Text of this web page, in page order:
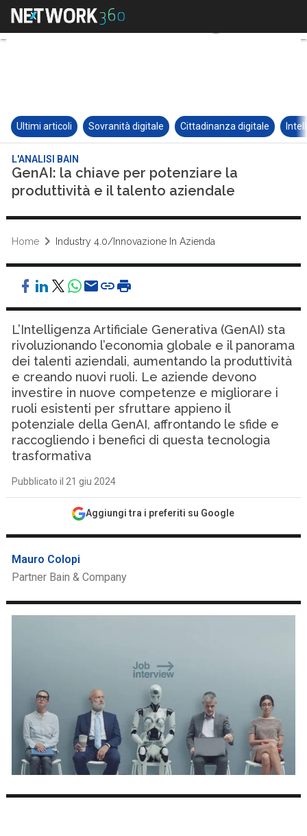
Ultimi articoli Sovranità digitale Cittadinanza digitale
L'ANALISI BAIN
GenAI: la chiave per potenziare la
produttività e il talento aziendale
Home Industry 4.0/Innovazione In Azienda
L’Intelligenza Artificiale Generativa (GenAI) sta
rivoluzionando l’economia globale e il panorama
dei talenti aziendali, aumentando la produttività
e creando nuovi ruoli. Le aziende devono
investire in nuove competenze e migliorare i
ruoli esistenti per sfruttare appieno il
potenziale della GenAI, affrontando le sfide e
raccogliendo i benefici di questa tecnologia
trasformativa
Pubblicato il 21 giu 2024
Aggiungi tra i preferiti su Google
Mauro Colopi
Partner Bain & Company